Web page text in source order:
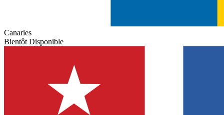
Canaries
Bientôt Disponible